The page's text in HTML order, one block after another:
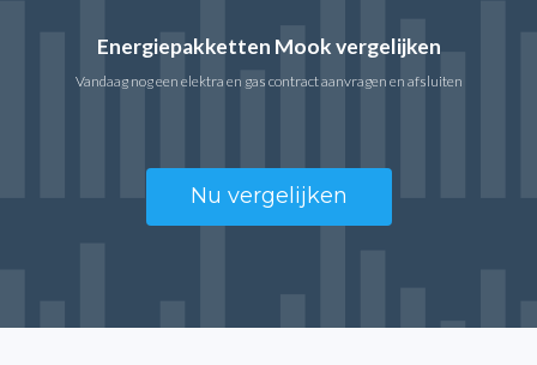
Energiepakketten Mook vergelijken
Vandaag nog een elektra en gas contract aanvragen en afsluiten
Nu vergelijken